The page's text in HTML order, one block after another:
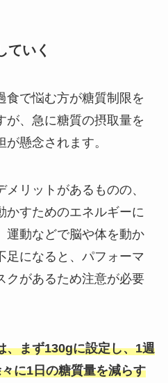
ていく
食で悩む方が糖質制限を
が、急に糖質の摂取量を
懸念されます。
リットがあるものの、
かすためのエネルギーに
運動などで脳や体を動か
足になると、パフォーマ
クがあるため注意が必要
、まず130gに設定し、1週
に1日の糖質量を減らす